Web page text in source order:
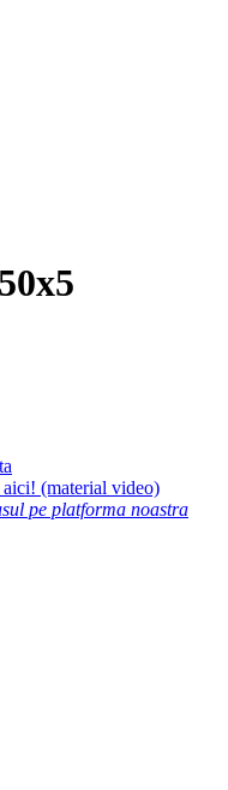
(material video)
pe platforma noastra